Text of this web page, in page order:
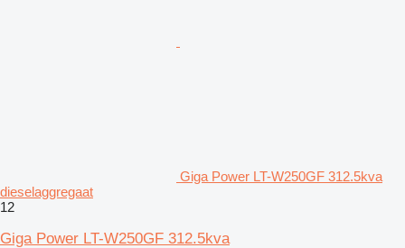
Giga Power LT-W250GF 312.5kva
dieselaggregaat
12
Giga Power LT-W250GF 312.5kva